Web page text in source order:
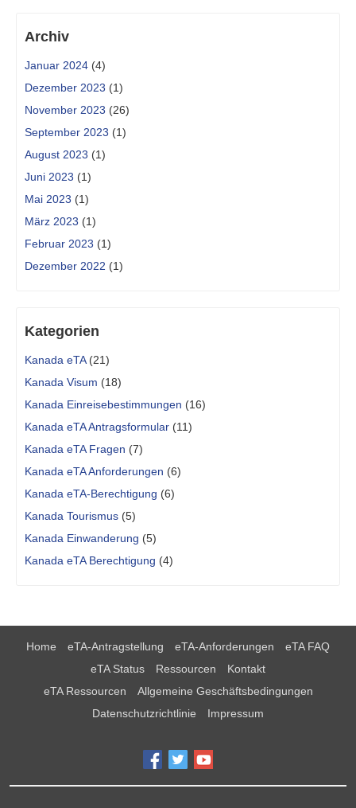
Archiv
Januar 2024 (4)
Dezember 2023 (1)
November 2023 (26)
September 2023 (1)
August 2023 (1)
Juni 2023 (1)
Mai 2023 (1)
März 2023 (1)
Februar 2023 (1)
Dezember 2022 (1)
Kategorien
Kanada eTA(21)
Kanada Visum (18)
Kanada Einreisebestimmungen (16)
Kanada eTA Antragsformular (11)
Kanada eTA Fragen (7)
Kanada eTA Anforderungen (6)
Kanada eTA-Berechtigung (6)
Kanada Tourismus (5)
Kanada Einwanderung (5)
Kanada eTA Berechtigung (4)
Home eTA-Antragstellung eTA-Anforderungen
eTA FAQ
eTA Status
Ressourcen
Kontakt
eTA Ressourcen
Allgemeine Geschäftsbedingungen
Datenschutzrichtlinie
Impressum